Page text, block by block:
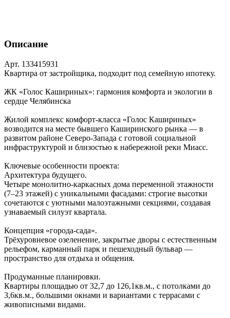
Описание
Арт. 133415931
Квартира от застройщика, подходит под семейную ипотеку.
ЖК «Голос Кашириных»: гармония комфорта и экологии в
сердце Челябинска
Жилой комплекс комфорт‑класса «Голос Кашириных»
возводится на месте бывшего Каширинского рынка — в
развитом районе Северо‑Запада с готовой социальной
инфраструктурой и близостью к набережной реки Миасс.
Ключевые особенности проекта:
Архитектура будущего.
Четыре монолитно‑каркасных дома переменной этажности
(7–23 этажей) с уникальными фасадами: строгие высотки
сочетаются с уютными малоэтажными секциями, создавая
узнаваемый силуэт квартала.
Концепция «города‑сада».
Трёхуровневое озеленение, закрытые дворы с естественным
рельефом, карманный парк и пешеходный бульвар —
пространство для отдыха и общения.
Продуманные планировки.
Квартиры площадью от 32,7 до 126,1кв.м., с потолками до
3,6кв.м., большими окнами и вариантами с террасами с
живописными видами.